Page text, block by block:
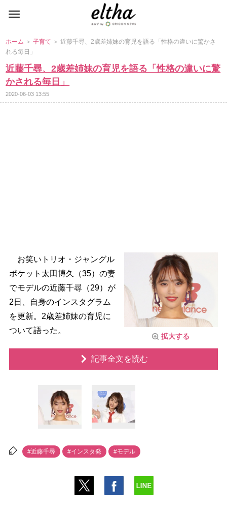
ホーム ＞子育て ＞ 近藤千尋、2歳差姉妹の育児を語る「性格の違いに驚かさ
れる毎日」
近藤千尋、2歳差姉妹の育児を語る「性格の違いに驚
かされる毎日」
2020-06-03 13:55
拡大する
お笑いトリオ・ジャングル
ポケット太田博久（35）の妻
でモデルの近藤千尋（29）が
2日、自身のインスタグラム
を更新。2歳差姉妹の育児に
ついて語った。
記事全文を読む
#近藤千尋 #インスタ発 #モデル